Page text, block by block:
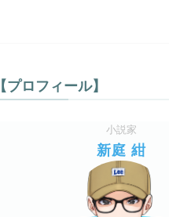
【プロフィール】
小説家
新庭 紺